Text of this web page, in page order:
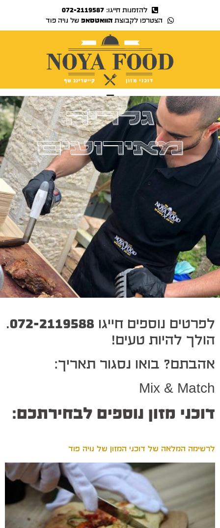
להזמנות חייגו:072-2119587
הצטרפו לקבוצתהוואטסאפ של נויה פוד
גלריה
מאירועים
לפרטים נוספים חייגו 072-2119588
.
הולך להיות טעים!
אהבתם? בואו נסגור תאריך:
Mix & Match
דוכני מזון נוספים לבחירתכם:
לרשימה המלאה של דוכני המזון של נויה פוד